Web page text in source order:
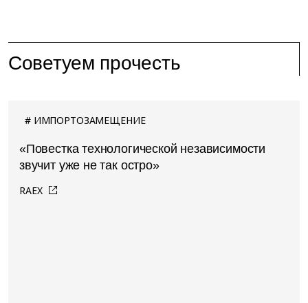
Советуем прочесть
ИМПОРТОЗАМЕЩЕНИЕ
«Повестка технологической независимости
звучит уже не так остро»
RAEX